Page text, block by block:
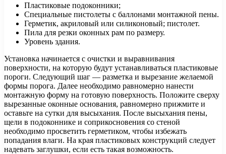
Пластиковые подоконники;
Специальные пистолеты с баллонами монтажной пены.
Герметик, акриловый или силиконовый; пистолет.
Пила для резки оконных рам по размеру.
Уровень здания.
Установка начинается с очистки и выравнивания
поверхности, на которую будут устанавливаться пластиковые
пороги. Следующий шаг — разметка и вырезание желаемой
формы порога. Далее необходимо равномерно нанести
монтажную форму на готовую поверхность. Положите сверху
вырезанные оконные основания, равномерно прижмите и
оставьте на сутки для высыхания. После высыхания пены,
щели в подоконнике и соприкосновения со стеной
необходимо просветить герметиком, чтобы избежать
попадания влаги. На края пластиковых конструкций следует
надевать заглушки, если есть такая возможность.